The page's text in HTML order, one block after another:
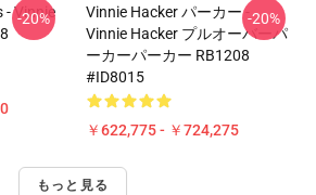
- Vinnie
-20%
Vinnie Hacker パーカー -
Vinnie Hacker プルオーバーパ
ーカーパーカー RB1208
#ID8015
￥622,775 - ￥724,275
-20%
もっと見る